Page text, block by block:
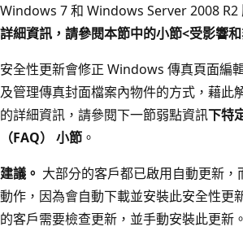
Windows 7 和 Windows Server 2008 R2
詳細資訊，請參閱本節中的小節<受影響
安全性更新會修正 Windows 傳真頁面編
及管理傳真封面檔案內物件的方式，藉此
的詳細資訊，請參閱下一節弱點資訊下特
（FAQ） 小節 。
建議。 大部分的客戶都已啟用自動更新
動作，因為會自動下載並安裝此安全性更
的客戶需要檢查更新，並手動安裝此更新